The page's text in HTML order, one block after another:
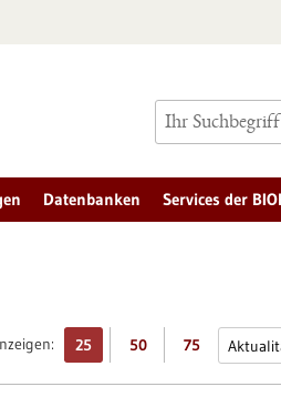
Datenbanken Services der
25 50 75